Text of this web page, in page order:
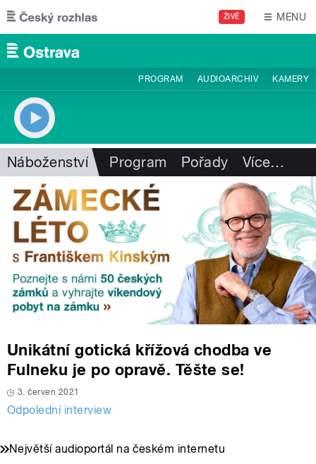
Přejít k hlavnímu obsahu
ŽIVĚ MENU
PROGRAM AUDIOARCHIV KAMERY
Náboženství Program Pořady Více…
Unikátní gotická křížová chodba ve
Fulneku je po opravě. Těšte se!
3. červen 2021
Odpolední interview
Největší audioportál na českém internetu